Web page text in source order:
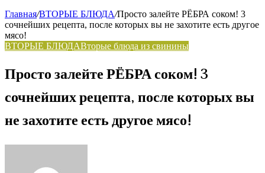
Главная/ВТОРЫЕ БЛЮДА/Просто залейте РЁБРА соком! 3
сочнейших рецепта, после которых вы не захотите есть другое
мясо!
ВТОРЫЕ БЛЮДАВторые блюда из свинины
Просто залейте РЁБРА соком! 3
сочнейших рецепта, после которых вы
не захотите есть другое мясо!